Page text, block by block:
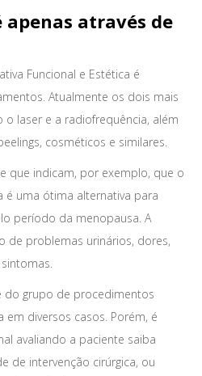
apenas através de
Funcional e Estética é
Atualmente os dois mais
laser e a radiofrequência, além
cosméticos e similares.
que indicam, por exemplo, que o
é uma ótima alternativa para
período da menopausa. A
de problemas urinários, dores,
do grupo de procedimentos
em diversos casos. Porém, é
avaliando a paciente saiba
de intervenção cirúrgica, ou